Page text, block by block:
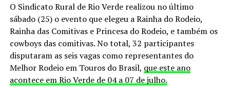
O Sindicato Rural de Rio Verde realizou no último
sábado (25) o evento que elegeu a Rainha do Rodeio,
Rainha das Comitivas e Princesa do Rodeio, e também os
cowboys das comitivas. No total, 32 participantes
disputaram as seis vagas como representantes do
Melhor Rodeio em Touros do Brasil, que este ano
acontece em Rio Verde de 04 a 07 de julho.